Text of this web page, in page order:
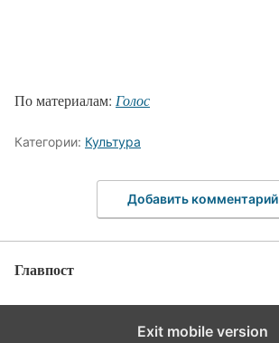
По материалам: Голос
Категории: Культура
Добавить комментарий
Главпост
Exit mobile version